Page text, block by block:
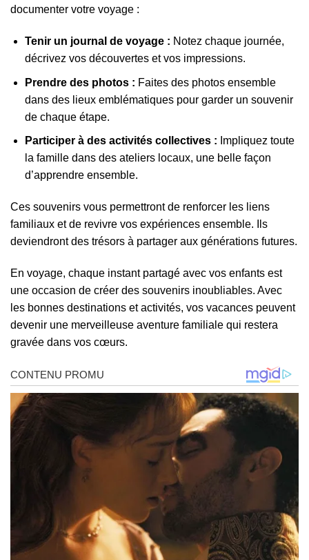
documenter votre voyage :
Tenir un journal de voyage : Notez chaque journée,
décrivez vos découvertes et vos impressions.
Prendre des photos : Faites des photos ensemble
dans des lieux emblématiques pour garder un souvenir
de chaque étape.
Participer à des activités collectives : Impliquez toute
la famille dans des ateliers locaux, une belle façon
d’apprendre ensemble.
Ces souvenirs vous permettront de renforcer les liens
familiaux et de revivre vos expériences ensemble. Ils
deviendront des trésors à partager aux générations futures.
En voyage, chaque instant partagé avec vos enfants est
une occasion de créer des souvenirs inoubliables. Avec
les bonnes destinations et activités, vos vacances peuvent
devenir une merveilleuse aventure familiale qui restera
gravée dans vos cœurs.